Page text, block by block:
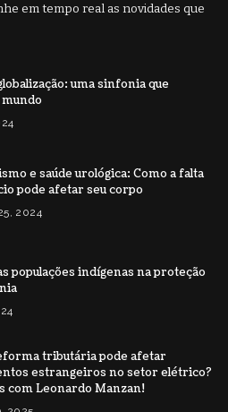
em tempo real as novidades que
uma sinfonia que
e saúde urológica: Como a falta
pode afetar seu corpo
2024
populações indígenas na proteção
tributária pode afetar
estrangeiros no setor elétrico?
com Leonardo Manzan!